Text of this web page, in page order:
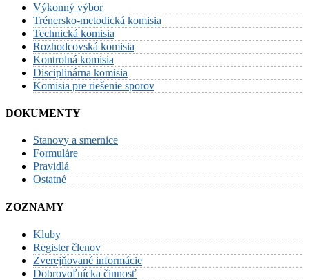
Výkonný výbor
Trénersko-metodická komisia
Technická komisia
Rozhodcovská komisia
Kontrolná komisia
Disciplinárna komisia
Komisia pre riešenie sporov
DOKUMENTY
Stanovy a smernice
Formuláre
Pravidlá
Ostatné
ZOZNAMY
Kluby
Register členov
Zverejňované informácie
Dobrovoľnícka činnosť